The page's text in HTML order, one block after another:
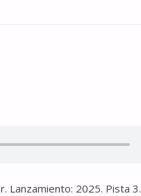
Lanzamiento: 2025. Pista 3.